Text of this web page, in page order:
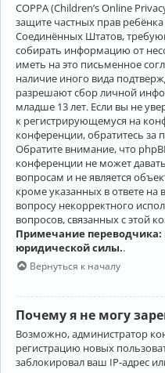
COPPA (Children’s Online
защите частных прав
Соединённых Штатов,
собирать информацию от
иметь на это письменное
наличие иного вида
разрешают сбор личной
младше 13 лет. Если вы не
к регистрирующемуся на
конференции, обратитесь
Обратите внимание, что
конференции не может
вопросам и не является
кроме указанных в ответе на
вопросу некорректного
вопросов, связанных с этой
Примечание переводчика:
юридической силы..
Вернуться к началу
Почему я не могу
Возможно, администратор
регистрацию новых
заблокировал ваш IP-адрес